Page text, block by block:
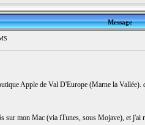
Message
Apple de Val D'Europe (Marne la
sur mon Mac (via iTunes, sous Mojave), et